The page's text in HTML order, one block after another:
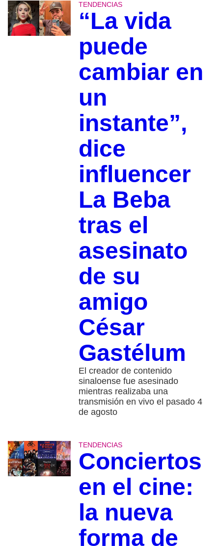
TENDENCIAS
“La vida
puede
cambiar en
un
instante”,
dice
influencer
La Beba
tras el
asesinato
de su
amigo
César
Gastélum
El creador de contenido
sinaloense fue asesinado
mientras realizaba una
transmisión en vivo el pasado 4
de agosto
TENDENCIAS
Conciertos
en el cine:
la nueva
forma de